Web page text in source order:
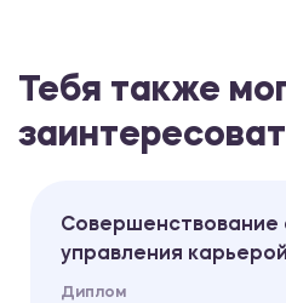
Тебя также
Совершенствование
управления
Диплом